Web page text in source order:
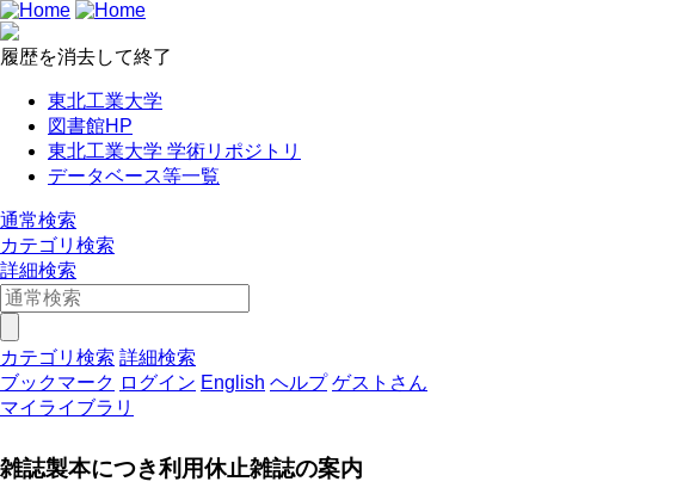
履歴を消去して終了
東北工業大学
図書館HP
東北工業大学 学術リポジトリ
データベース等一覧
通常検索
カテゴリ検索
詳細検索
カテゴリ検索 詳細検索
ブックマーク ログイン English ヘルプ ゲストさん
マイライブラリ
雑誌製本につき利用休止雑誌の案内